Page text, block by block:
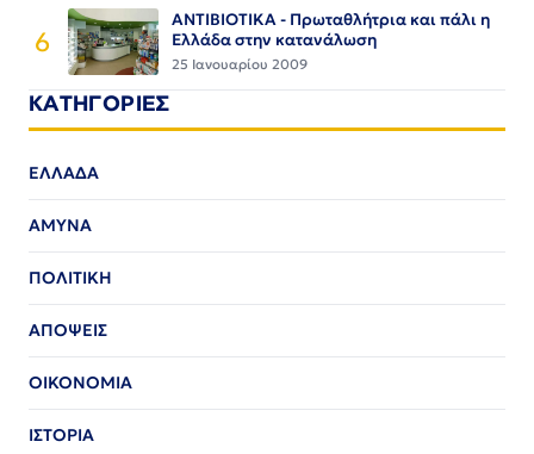
6
ΑΝΤΙΒΙΟΤΙΚΑ - Πρωταθλήτρια και πάλι η
Ελλάδα στην κατανάλωση
25 Ιανουαρίου 2009
ΚΑΤΗΓΟΡΙΕΣ
ΕΛΛΑΔΑ
ΑΜΥΝΑ
ΠΟΛΙΤΙΚΗ
ΑΠΟΨΕΙΣ
ΟΙΚΟΝΟΜΙΑ
ΙΣΤΟΡΙΑ